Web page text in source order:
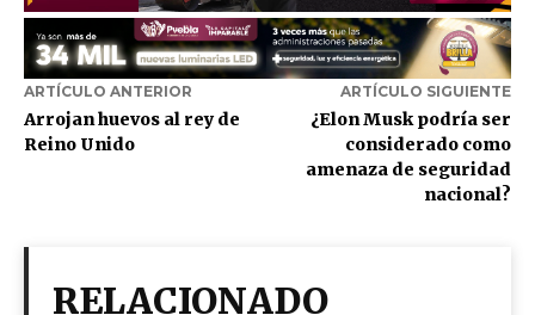
ARTÍCULO ANTERIOR
Arrojan huevos al rey de
Reino Unido
ARTÍCULO SIGUIENTE
¿Elon Musk podría ser
considerado como
amenaza de seguridad
nacional?
RELACIONADO